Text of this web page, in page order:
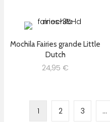
Mochila Fairies grande Little
Dutch
24,95 €
1 2 3 …